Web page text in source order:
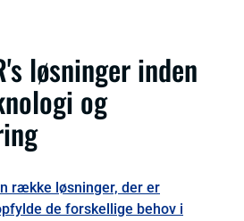
løsninger inden
og
række løsninger, der er
de forskellige behov i